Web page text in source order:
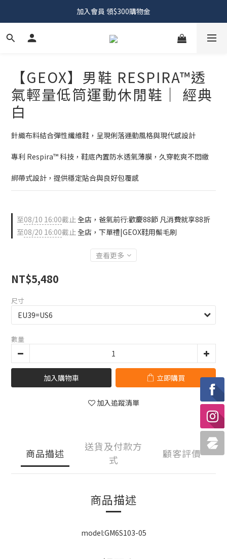
加入會員 領$300購物金
【GEOX】男鞋 RESPIRA™透
氣輕量低筒運動休閒鞋｜ 經典
白
針織布料結合彈性纖維鞋，呈現俐落運動風格與現代感設計
專利 Respira™ 科技，鞋底內置防水透氣薄膜，久穿乾爽不悶繳
綁帶式設計，提供穩定貼合與良好包覆感
至08/10 16:00截止全店，爸氣前行:歡慶88節 凡消費就享88折
至08/20 16:00截止全店，下單禮|GEOX鞋用鬃毛刷
查看更多
NT$5,480
尺寸
數量
加入購物車 立即購買
加入追蹤清單
商品描述
送貨及付款方
式
顧客評價
商品描述
model:GM6S103-05